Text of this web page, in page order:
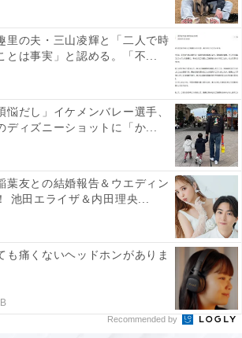
里の夫・三山凌輝と「二人で時
とは事実」と認める。「不...
悩だし」イケメンバレー選手、
ディズニーショットに「か...
葉友との結婚報告＆ウエディン
池田エライザ＆内田理央...
も痛くないヘッドホンがありま
Recommended by